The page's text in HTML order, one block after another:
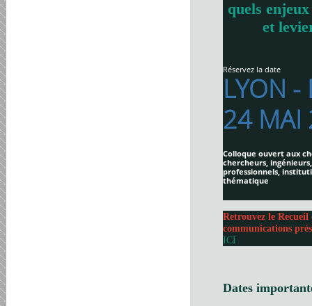
quels
et
Réservez la date
LYON
24 MAI
Colloque ouvert aux
chercheurs,
professionnels,
thématique
Retrouvez le Recueil
communications
ICI
Dates